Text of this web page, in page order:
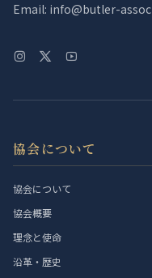
Email: info@butler-
協会について
協会について
協会概要
理念と使命
沿革・歴史